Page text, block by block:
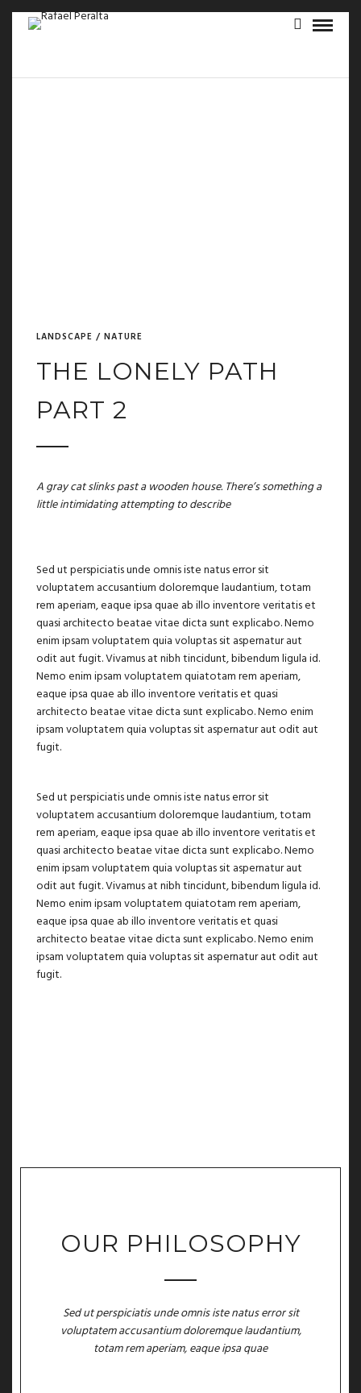
LANDSCAPE / NATURE
THE LONELY PATH
PART 2
A gray cat slinks past a wooden house. There’s something a
little intimidating attempting to describe
Sed ut perspiciatis unde omnis iste natus error sit
voluptatem accusantium doloremque laudantium, totam
rem aperiam, eaque ipsa quae ab illo inventore veritatis et
quasi architecto beatae vitae dicta sunt explicabo. Nemo
enim ipsam voluptatem quia voluptas sit aspernatur aut
odit aut fugit. Vivamus at nibh tincidunt, bibendum ligula id.
Nemo enim ipsam voluptatem quiatotam rem aperiam,
eaque ipsa quae ab illo inventore veritatis et quasi
architecto beatae vitae dicta sunt explicabo. Nemo enim
ipsam voluptatem quia voluptas sit aspernatur aut odit aut
fugit.
Sed ut perspiciatis unde omnis iste natus error sit
voluptatem accusantium doloremque laudantium, totam
rem aperiam, eaque ipsa quae ab illo inventore veritatis et
quasi architecto beatae vitae dicta sunt explicabo. Nemo
enim ipsam voluptatem quia voluptas sit aspernatur aut
odit aut fugit. Vivamus at nibh tincidunt, bibendum ligula id.
Nemo enim ipsam voluptatem quiatotam rem aperiam,
eaque ipsa quae ab illo inventore veritatis et quasi
architecto beatae vitae dicta sunt explicabo. Nemo enim
ipsam voluptatem quia voluptas sit aspernatur aut odit aut
fugit.
OUR PHILOSOPHY
Sed ut perspiciatis unde omnis iste natus error sit
voluptatem accusantium doloremque laudantium,
totam rem aperiam, eaque ipsa quae